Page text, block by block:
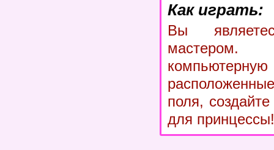
Как играть:
Вы
поля,
для